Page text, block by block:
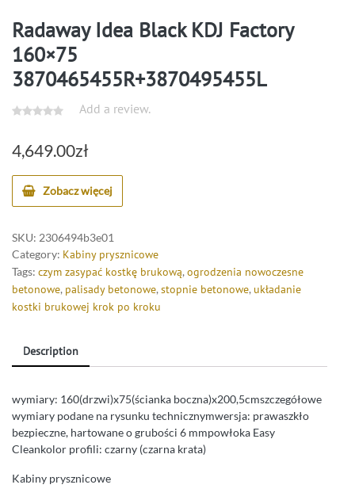
Radaway Idea Black KDJ Factory
160×75
3870465455R+3870495455L
Add a review.
4,649.00zł
Zobacz więcej
SKU: 2306494b3e01
Category: Kabiny prysznicowe
Tags: czym zasypać kostkę brukową, ogrodzenia nowoczesne
betonowe, palisady betonowe, stopnie betonowe, układanie
kostki brukowej krok po kroku
Description
wymiary: 160(drzwi)x75(ścianka boczna)x200,5cmszczegółowe
wymiary podane na rysunku technicznymwersja: prawaszkło
bezpieczne, hartowane o grubości 6 mmpowłoka Easy
Cleankolor profili: czarny (czarna krata)
Kabiny prysznicowe